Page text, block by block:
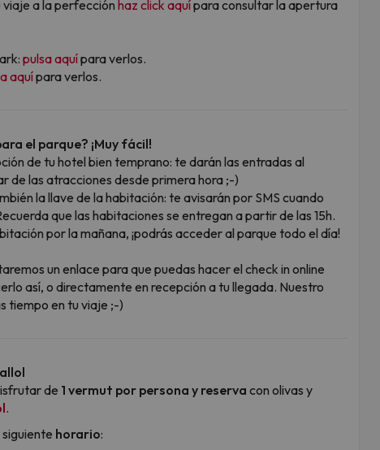
a la perfección haz click aquípara consultar la apertura
pulsa aquípara verlos.
aquípara verlos.
el parque? ¡Muy fácil!
de tu hotel bien temprano: te darán las entradas al
de las atracciones desde primera hora ;-)
la llave de la habitación: te avisarán por SMS cuando
que las habitaciones se entregan a partir de las 15h.
por la mañana, ¡podrás acceder al parque todo el día!
un enlace para que puedas hacer el check in online
así, o directamente en recepción a tu llegada. Nuestro
tiempo en tu viaje ;-)
de 1 vermut por persona y reserva con olivas y
.
horario: